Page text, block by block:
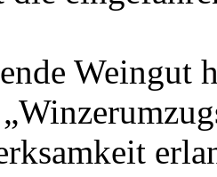
Weingut